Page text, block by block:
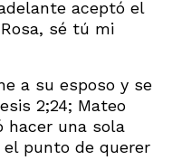
aceptó el
sé tú mi
a su esposo y se
2;24; Mateo
hacer una sola
punto de querer